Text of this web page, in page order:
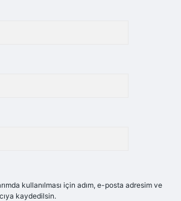
kullanılması için adım, e-posta adresim ve
kaydedilsin.